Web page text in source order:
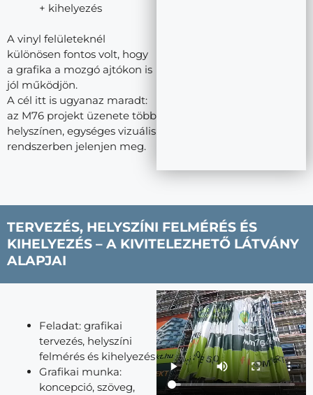
+ kihelyezés
A vinyl felületeknél
különösen fontos volt, hogy
a grafika a mozgó ajtókon is
jól működjön.
A cél itt is ugyanaz maradt:
az M76 projekt üzenete több
helyszínen, egységes vizuális
rendszerben jelenjen meg.
TERVEZÉS, HELYSZÍNI FELMÉRÉS ÉS
KIHELYEZÉS – A KIVITELEZHETŐ LÁTVÁNY
ALAPJAI
Feladat: grafikai
tervezés, helyszíni
felmérés és kihelyezés
Grafikai munka:
koncepció, szöveg,